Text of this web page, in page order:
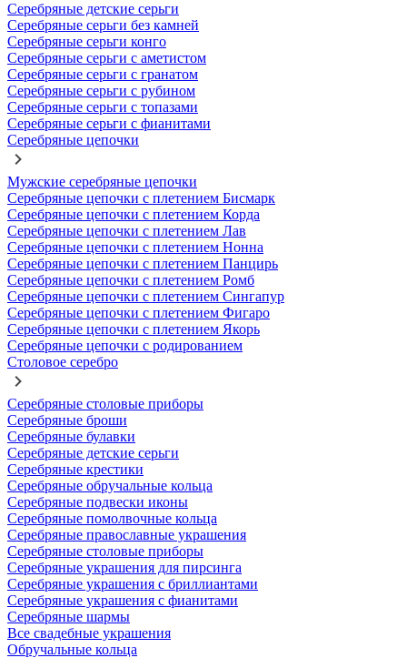
Серебряные детские серьги
Серебряные серьги без камней
Серебряные серьги конго
Серебряные серьги с аметистом
Серебряные серьги с гранатом
Серебряные серьги с рубином
Серебряные серьги с топазами
Серебряные серьги с фианитами
Серебряные цепочки
Мужские серебряные цепочки
Серебряные цепочки с плетением Бисмарк
Серебряные цепочки с плетением Корда
Серебряные цепочки с плетением Лав
Серебряные цепочки с плетением Нонна
Серебряные цепочки с плетением Панцирь
Серебряные цепочки с плетением Ромб
Серебряные цепочки с плетением Сингапур
Серебряные цепочки с плетением Фигаро
Серебряные цепочки с плетением Якорь
Серебряные цепочки с родированием
Столовое серебро
Серебряные столовые приборы
Серебряные броши
Серебряные булавки
Серебряные детские серьги
Серебряные крестики
Серебряные обручальные кольца
Серебряные подвески иконы
Серебряные помолвочные кольца
Серебряные православные украшения
Серебряные столовые приборы
Серебряные украшения для пирсинга
Серебряные украшения с бриллиантами
Серебряные украшения с фианитами
Серебряные шармы
Все свадебные украшения
Обручальные кольца